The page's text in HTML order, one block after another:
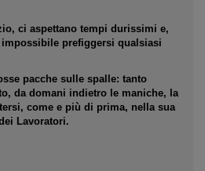
ci aspettano tempi durissimi e,
prefiggersi qualsiasi
pacche sulle spalle: tanto
da domani indietro le maniche, la
come e più di prima, nella sua
Lavoratori.